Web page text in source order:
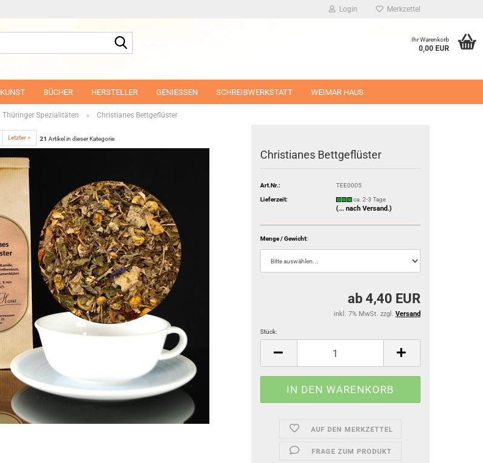
Login Merkzettel
Ihr Warenkorb
0,00 EUR
KUNST BÜCHER HERSTELLER GENIESSEN SCHREIBWERKSTATT WEIMAR HAUS
Thüringer Spezialitäten » Christianes Bettgeflüster
Letzter » 21 Artikel in dieser Kategorie
Christianes Bettgeflüster
Art.Nr.: TEE0005
Lieferzeit: ca. 2-3 Tage
(... nach Versand.)
Menge / Gewicht:
ab 4,40 EUR
inkl. 7% MwSt. zzgl. Versand
Stück:
AUF DEN MERKZETTEL
FRAGE ZUM PRODUKT